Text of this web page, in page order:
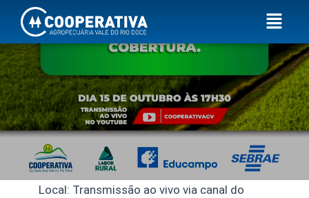
o
conteúdo
Menu
Local: Transmissão ao vivo via canal do